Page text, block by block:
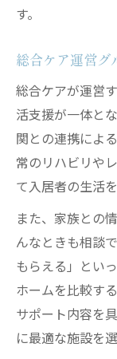
す。
総合ケア運営グ
総合ケアが運営
活支援が一体と
関との連携によ
常のリハビリや
て入居者の生活
また、家族との
んなときも相談
もらえる」とい
ホームを比較す
サポート内容を
に最適な施設を